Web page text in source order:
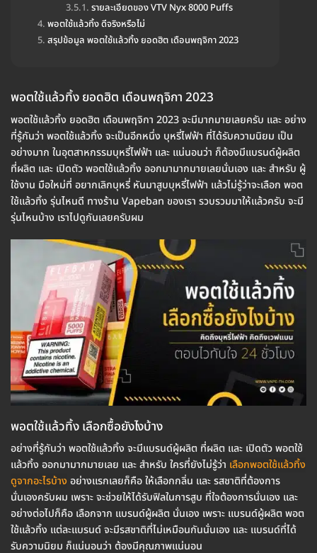
รายละเอียดของ VTV Nyx 8000 Puffs
พอตใช้แล้วทิ้ง ดีจริงหรือไม่
สรุปข้อมูล พอตใช้แล้วทิ้ง ยอดฮิต เดือนพฤจิกา 2023
พอตใช้แล้วทิ้ง ยอดฮิต เดือนพฤจิกา 2023
พอตใช้แล้วทิ้ง ยอดฮิต เดือนพฤจิกา 2023 จะมีมากมายเลยครับ และ อย่าง
ที่รู้กันว่า พอตใช้แล้วทิ้ง จะเป็นอีกหนึ่ง บุหรี่ไฟฟ้า ที่ได้รับความนิยม เป็น
อย่างมาก ในอุตสาหกรรมบุหรี่ไฟฟ้า และ แน่นอนว่า ก็ต้องมีแบรนด์ผู้ผลิต
ที่ผลิต และ เปิดตัว พอตใช้แล้วทิ้ง ออกมามากมายเลยนั่นเอง และ สำหรับ ผู้
ใช้งาน มือใหม่ที่ อยากเลิกบุหรี่ หันมาสูบบุหรี่ไฟฟ้า แล้วไม่รู้ว่าจะเลือก พอต
ใช้แล้วทิ้ง รุ่นไหนดี ทางร้าน Vapeban ของเรา รวบรวมมาให้แล้วครับ จะมี
รุ่นไหนบ้าง เราไปดูกันเลยครับผม
พอตใช้แล้วทิ้ง เลือกซื้อยังไงบ้าง
อย่างที่รู้กันว่า พอตใช้แล้วทิ้ง จะมีแบรนด์ผู้ผลิต ที่ผลิต และ เปิดตัว พอตใช้
แล้วทิ้ง ออกมามากมายเลย และ สำหรับ ใครที่ยังไม่รู้ว่า เลือกพอตใช้แล้วทิ้ง
ดูจากอะไรบ้างอย่างแรกเลยก็คือ ให้เลือกกลิ่น และ รสชาติที่ต้องการ
นั่นเองครับผม เพราะ จะช่วยให้ได้รับฟิลในการสูบ ที่ใจต้องการนั่นเอง และ
อย่างต่อไปก็คือ เลือกจาก แบรนด์ผู้ผลิต นั่นเอง เพราะ แบรนด์ผู้ผลิต พอต
ใช้แล้วทิ้ง แต่ละแบรนด์ จะมีรสชาติที่ไม่เหมือนกันนั่นเอง และ แบรนด์ที่ได้
รับความนิยม ก็แน่นอนว่า ต้องมีคุณภาพแน่นอน